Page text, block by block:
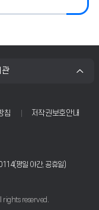
관
침
저작권보호안내
평일 야간, 공휴일)
rights reserved.